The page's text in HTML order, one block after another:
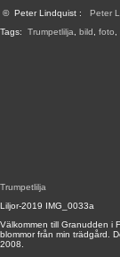
© Peter Lindquist : Peter
Tags: Trumpetlilja bild foto
Trumpetlilja
Liljor-2019 IMG_0033a
Välkommen till Granudden i
blommor från min trädgård.
2008.